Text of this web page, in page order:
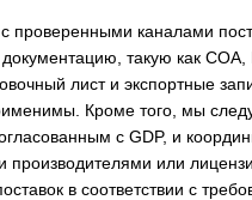
проверенными каналами
такую как COA,
лист и экспортные
Кроме того, мы
с GDP, и
производителями или
в соответствии с